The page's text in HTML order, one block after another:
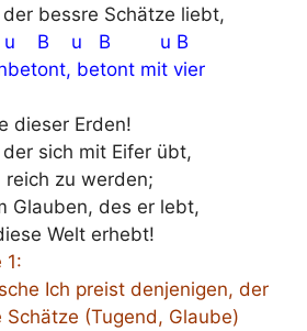
bessre Schätze liebt,
B u B u B
betont mit vier
dieser Erden!
sich mit Eifer übt,
reich zu werden;
Glauben, des er lebt,
Welt erhebt!
1:
Ich preist denjenigen, der
Schätze (Tugend, Glaube)